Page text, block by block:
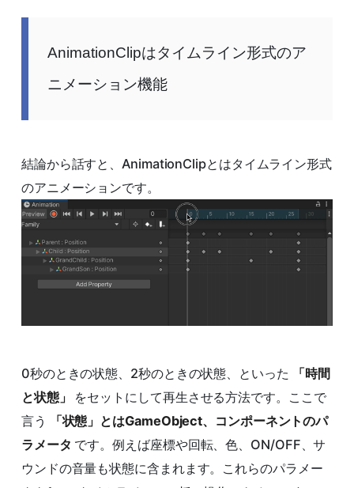
AnimationClipはタイムライン形式のア
ニメーション機能
結論から話すと、AnimationClipとはタイムライン形式
のアニメーションです。
0秒のときの状態、2秒のときの状態、といった
「時間
と状態」
をセットにして再生させる方法です。ここで
言う
「状態」とはGameObject、コンポーネントのパ
ラメータ です。例えば座標や回転、色、ON/OFF、サ
ウンドの音量も状態に含まれます。これらのパラメー